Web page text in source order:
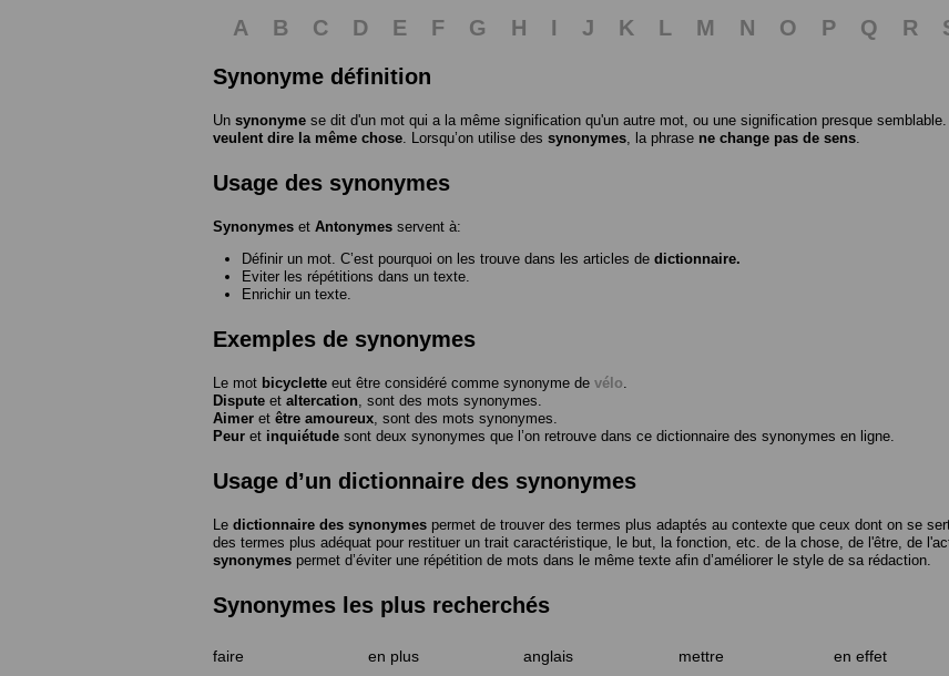
A B C D E F G H I J K L M N O P Q R
Synonyme définition
Un synonyme se dit d'un mot qui a la même signification qu'un autre mot, ou une signification presque semblable.
veulent dire la même chose . Lorsqu’on utilise des synonymes , la phrase ne change pas de sens
Usage des synonymes
Synonymes et Antonymes servent à:
Définir un mot. C’est pourquoi on les trouve dans les articles de dictionnaire.
Eviter les répétitions dans un texte.
Enrichir un texte.
Exemples de synonymes
Le mot bicyclette eut être considéré comme synonyme de vélo
Dispute et altercation , sont des mots synonymes.
Aimer et être amoureux , sont des mots synonymes.
Peur et inquiétude sont deux synonymes que l’on retrouve dans ce dictionnaire des synonymes en ligne.
Usage d’un dictionnaire des synonymes
Le dictionnaire des synonymes permet de trouver des termes plus adaptés au contexte que ceux dont on se
des termes plus adéquat pour restituer un trait caractéristique, le but, la fonction, etc. de la chose, de l'être, de
synonymes permet d’éviter une répétition de mots dans le même texte afin d’améliorer le style de sa rédaction.
Synonymes les plus recherchés
faire en plus anglais mettre en effet